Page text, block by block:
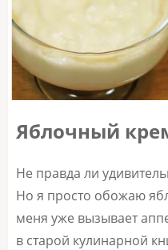
Яблочный
Не правда ли
Но я просто обожаю
меня уже вызывает
в старой кулинарной